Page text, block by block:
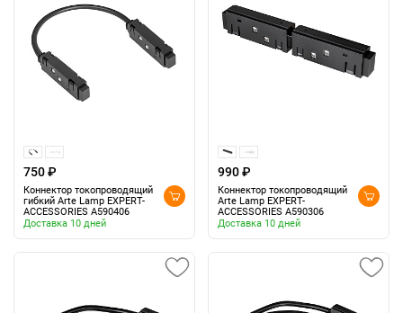
750 ₽
Коннектор токопроводящий
гибкий Arte Lamp EXPERT-
ACCESSORIES A590406
Доставка 10 дней
990 ₽
Коннектор токопроводящий
Arte Lamp EXPERT-
ACCESSORIES A590306
Доставка 10 дней